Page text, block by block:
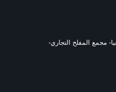
مجمع المفلح التجاري-